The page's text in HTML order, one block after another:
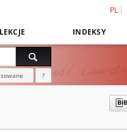
PL
INDEKSY
?